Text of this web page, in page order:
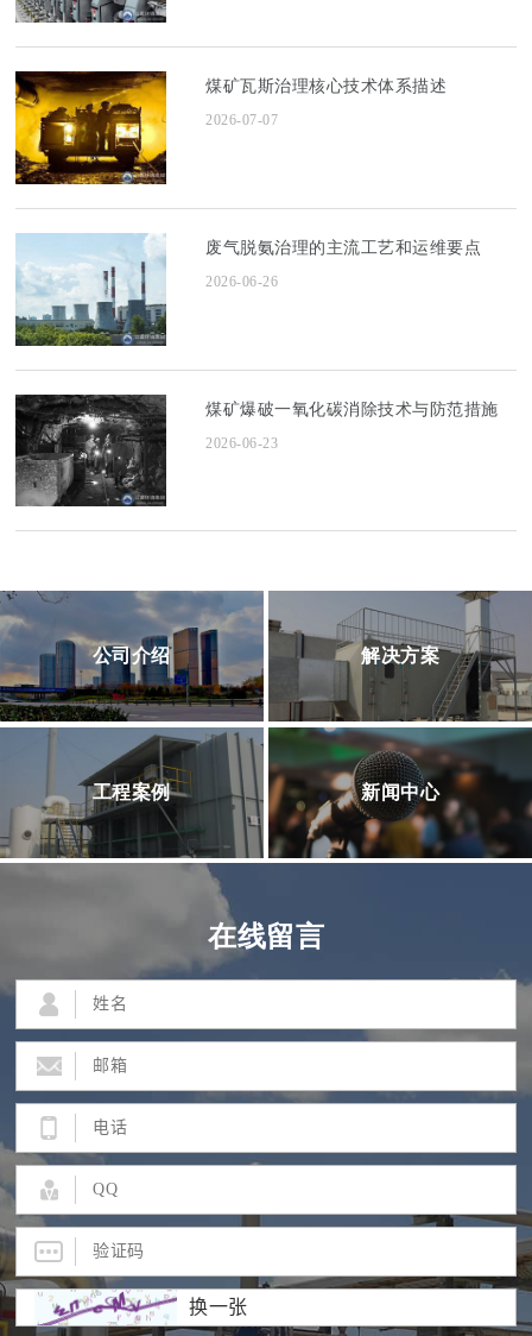
煤矿瓦斯治理核心技术体系描述
2026-07-07
废气脱氨治理的主流工艺和运维要点
2026-06-26
煤矿爆破一氧化碳消除技术与防范措施
2026-06-23
公司介绍 解决方案
工程案例 新闻中心
在线留言
换一张